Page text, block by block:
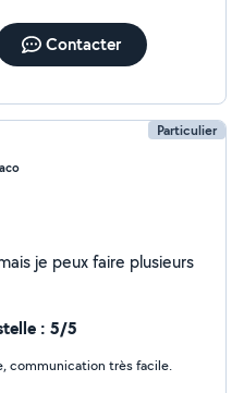
Contacter
Particulier
je peux faire plusieurs
: 5/5
communication très facile.